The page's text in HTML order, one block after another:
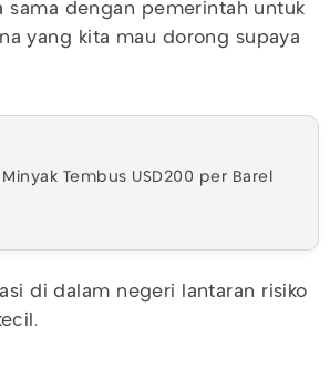
sama dengan pemerintah untuk
yang kita mau dorong supaya
Tembus USD200 per Barel
di dalam negeri lantaran risiko